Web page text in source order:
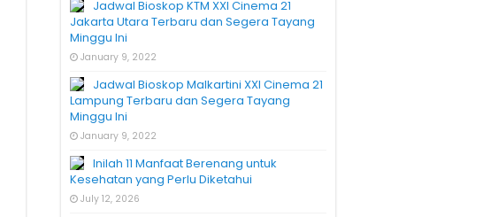
Jadwal Bioskop KTM XXI Cinema 21
Jakarta Utara Terbaru dan Segera Tayang
Minggu Ini
January 9, 2022
Jadwal Bioskop Malkartini XXI Cinema 21
Lampung Terbaru dan Segera Tayang
Minggu Ini
January 9, 2022
Inilah 11 Manfaat Berenang untuk
Kesehatan yang Perlu Diketahui
July 12, 2026